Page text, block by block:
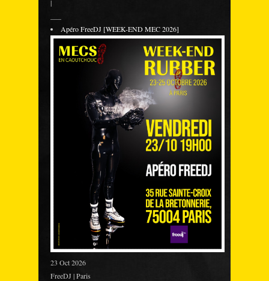
|
Apéro FreeDJ [WEEK-END MEC 2026]
23 Oct 2026
FreeDJ | Paris